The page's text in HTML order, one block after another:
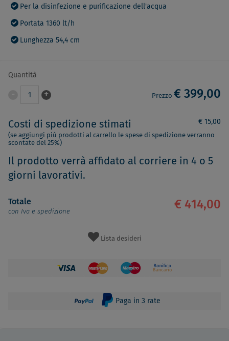
Per la disinfezione e purificazione dell'acqua
Portata 1360 lt/h
Lunghezza 54,4 cm
Quantità
1 + Prezzo € 399,00
Costi di spedizione stimati € 15,00
(se aggiungi più prodotti al carrello le spese di spedizione verranno
scontate del 25%)
Il prodotto verrà affidato al corriere in 4 o 5
giorni lavorativi.
Totale
con Iva e spedizione
€ 414,00
Lista desideri
Paga in 3 rate